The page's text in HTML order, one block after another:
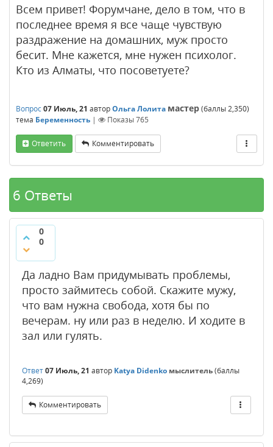
Всем привет! Форумчане, дело в том, что в
последнее время я все чаще чувствую
раздражение на домашних, муж просто
бесит. Мне кажется, мне нужен психолог.
Кто из Алматы, что посоветуете?
Вопрос07 Июль, 21 авторОльга Лолита мастер(баллы2,350)
тема Беременность | Показы765
Ответить Комментировать
6 Ответы
0
0
Да ладно Вам придумывать проблемы,
просто займитесь собой. Скажите мужу,
что вам нужна свобода, хотя бы по
вечерам. ну или раз в неделю. И ходите в
зал или гулять.
Ответ07 Июль, 21 автор Katya Didenko мыслитель(баллы
4,269)
Комментировать